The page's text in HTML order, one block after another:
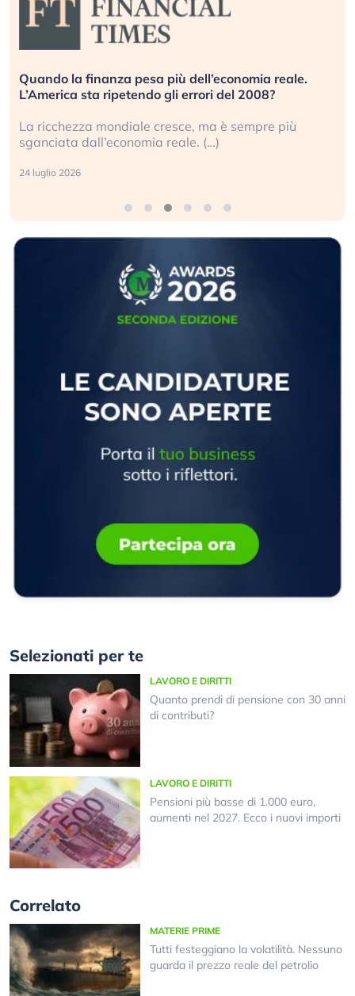
Russia e Cina pronti a spegnere Starlink. Gli
investitori stanno sottovalutando il rischio?
Gli investitori tech continuano a ignorare il rischio
geopolitico: il (…)
17 luglio 2026
Selezionati per te
LAVORO E DIRITTI
Quanto prendi di pensione con 30 anni
di contributi?
LAVORO E DIRITTI
Pensioni più basse di 1.000 euro,
aumenti nel 2027. Ecco i nuovi importi
Correlato
MATERIE PRIME
Tutti festeggiano la volatilità. Nessuno
guarda il prezzo reale del petrolio